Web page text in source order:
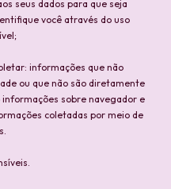
seus dados para que seja
você através do uso
informações que não
ou que não são diretamente
sobre navegador e
coletadas por meio de